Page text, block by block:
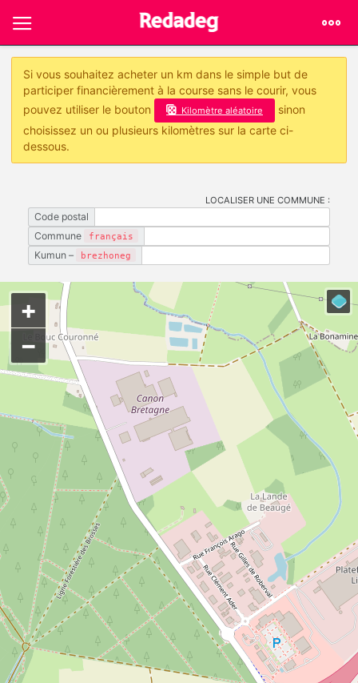
Si vous souhaitez acheter un km dans le simple but de
participer financièrement à la course sans le courir, vous
pouvez utiliser le bouton
Kilomètre aléatoire
sinon
choisissez un ou plusieurs kilomètres sur la carte ci-
dessous.
LOCALISER UNE COMMUNE :
Code postal
Commune
français
Kumun – brezhoneg
+
−